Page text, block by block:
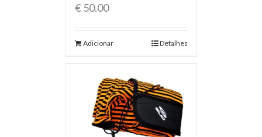
€50.00
Adicionar Detalhes